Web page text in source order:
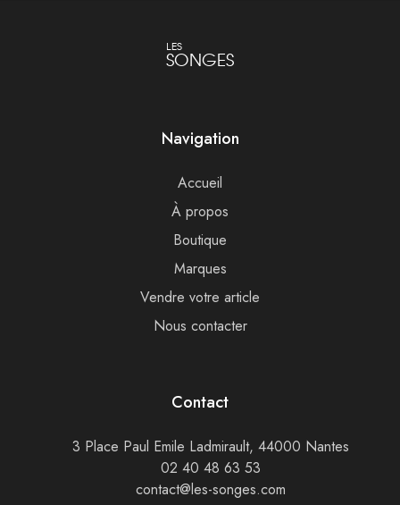
SONGES
LES
Navigation
Accueil
À propos
Boutique
Marques
Vendre votre article
Nous contacter
Contact
3 Place Paul Emile Ladmirault, 44000 Nantes
02 40 48 63 53
contact@les-songes.com